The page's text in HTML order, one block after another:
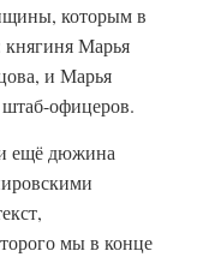
которым в
княгиня Марья
и Марья
офицеров.
ещё дюжина
мы в конце